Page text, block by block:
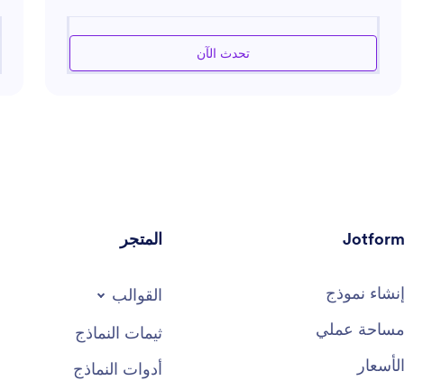
تعقيدات تحديات التسويق الحديثة. يستفيد من رؤى الصناعة
لتقديم توصيات محددة وحلول فعالة مصممة لتلبية أهداف
تسويقية محددة.
تحدث الآن
Jotform
إنشاء نموذج
مساحة عملي
الأسعار
المتجر
القوالب
ثيمات النماذج
أدوات النماذج